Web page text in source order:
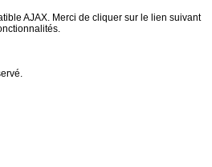
AJAX. Merci de cliquer sur le lien suivant